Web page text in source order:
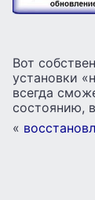
Вот
установки
всегда
состоянию,
«